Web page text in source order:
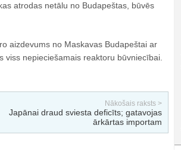
atrodas netālu no Budapeštas, būvēs
aizdevums no Maskavas Budapeštai ar
nepieciešamais reaktoru būvniecībai.
Nākošais raksts >
Japānai draud sviesta deficīts; gatavojas
ārkārtas importam